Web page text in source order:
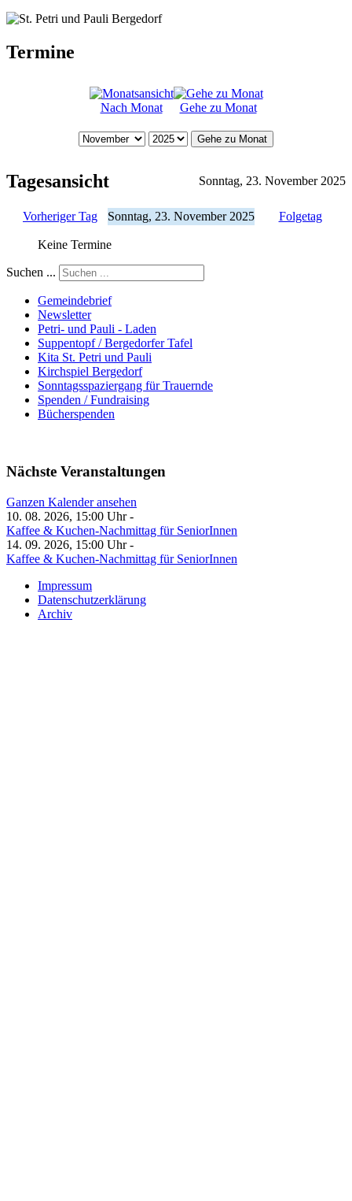
Termine
Nach Monat Gehe zu Monat
Gehe zu Monat
Tagesansicht Sonntag, 23. November 2025
Vorheriger Tag Sonntag, 23. November 2025 Folgetag
Keine Termine
Suchen ...
Gemeindebrief
Newsletter
Petri- und Pauli - Laden
Suppentopf / Bergedorfer Tafel
Kita St. Petri und Pauli
Kirchspiel Bergedorf
Sonntagsspaziergang für Trauernde
Spenden / Fundraising
Bücherspenden
Nächste Veranstaltungen
Ganzen Kalender ansehen
10. 08. 2026, 15:00 Uhr -
Kaffee & Kuchen-Nachmittag für SeniorInnen
14. 09. 2026, 15:00 Uhr -
Kaffee & Kuchen-Nachmittag für SeniorInnen
Impressum
Datenschutzerklärung
Archiv